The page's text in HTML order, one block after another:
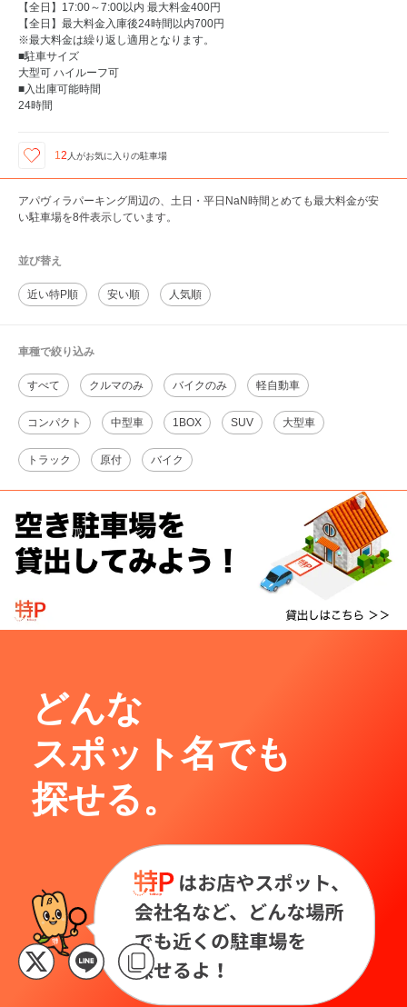
【全日】17:00～7:00以内 最大料金400円
【全日】最大料金入庫後24時間以内700円
※最大料金は繰り返し適用となります。
■駐車サイズ
大型可 ハイルーフ可
■入出庫可能時間
24時間
12 人がお気に入りの駐車場
アパヴィラパーキング周辺の、土日・平日NaN時間とめても最大料金が安
い駐車場を8件表示しています。
並び替え
近い特P順 安い順 人気順
車種で絞り込み
すべて クルマのみ バイクのみ 軽自動車
コンパクト 中型車 1BOX SUV 大型車
トラック 原付 バイク
どんな
スポット名でも
探せる。